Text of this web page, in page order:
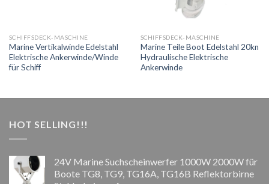
SCHIFFSDECK-MASCHINE
Marine Vertikalwinde Edelstahl
Elektrische Ankerwinde/Winde
für Schiff
SCHIFFSDECK-MASCHINE
Marine Teile Boot Edelstahl 20kn
Hydraulische Elektrische
Ankerwinde
HOT SELLING!!!
24V Marine Suchscheinwerfer 1000W 2000W für
Boote TG8, TG9, TG16A, TG16B Reflektorbirne